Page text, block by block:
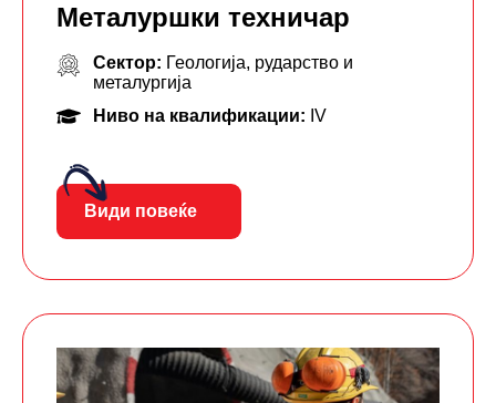
Металуршки техничар
Сектор: Геологија, рударство и
металургија
Ниво на квалификации: IV
Види повеќе